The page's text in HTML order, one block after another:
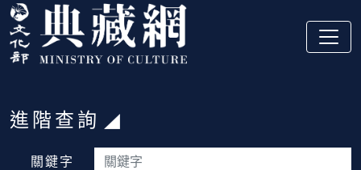
跳到主要內容
:::
:::
進階查詢
關鍵字